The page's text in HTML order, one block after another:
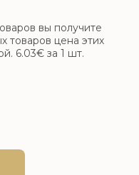
вы получите
товаров цена этих
6.03€ за 1 шт.